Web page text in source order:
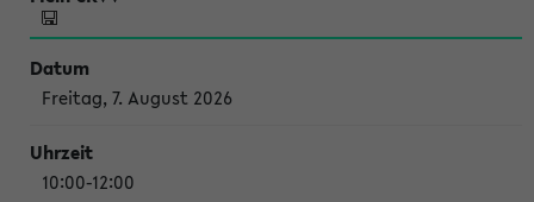
Freitag, 7. August 2026
10:00-12:00